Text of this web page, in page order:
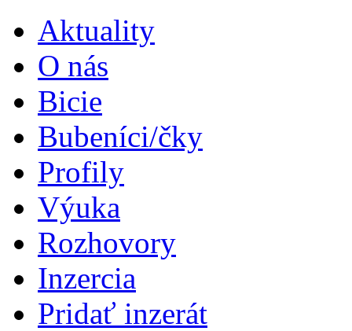
Aktuality
O nás
Bicie
Bubeníci/čky
Profily
Výuka
Rozhovory
Inzercia
Pridať inzerát